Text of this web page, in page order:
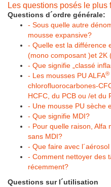
Les questions posés le plus
Questions d´ordre générale:
- Sous quelle autre
mousse expansive?
- Quelle est la différence
(mono composant )et 2K
- Que signifie „classé
- Les mousses PU ALFA®
chlorofluorocarbones-
HCFC, du PCB ou /et du
- Une mousse PU sèche
- Que signifie MDI?
- Pour quelle raison, Alfa
sans MDI?
- Que faire avec
- Comment nettoyer des
récemment?
Questions sur l´utilisation